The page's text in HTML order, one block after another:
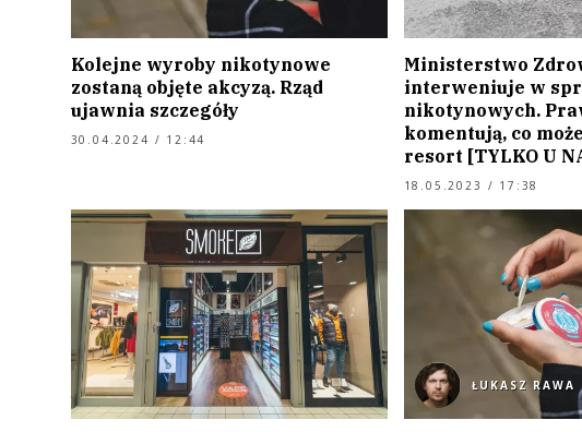
Kolejne wyroby nikotynowe
zostaną objęte akcyzą. Rząd
ujawnia szczegóły
30.04.2024 / 12:44
Ministerstwo
interweniuje w
nikotynowych.
komentują, co
resort [TYLKO U
18.05.2023 / 17:38
ŁUKASZ RAWA